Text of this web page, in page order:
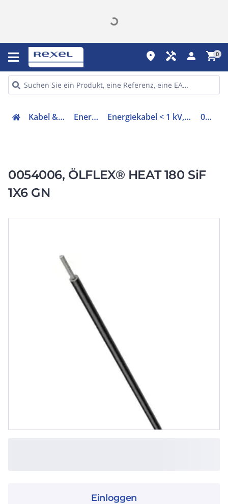
place handyman person shopping_cart0
Kabel & Leitungen Energiekabel Energiekabel < 1 kV, für feste Verlegung 0054006
0054006, ÖLFLEX® HEAT 180 SiF
1X6 GN
Einloggen